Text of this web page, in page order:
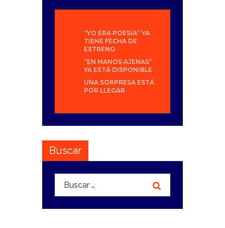
“YO ERA POESÍA” YA
TIENE FECHA DE
ESTRENO
“EN MANOS AJENAS”
YA ESTÁ DISPONIBLE
UNA SORPRESA ESTÁ
POR LLEGAR
Buscar
Buscar: